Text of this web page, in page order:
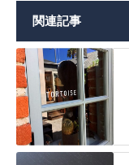
関連記事